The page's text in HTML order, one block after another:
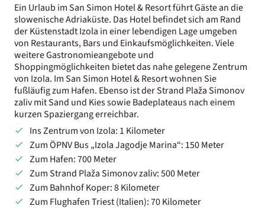
Ein Urlaub im San Simon Hotel & Resort führt Gäste an die
slowenische Adriaküste. Das Hotel befindet sich am Rand
der Küstenstadt Izola in einer lebendigen Lage umgeben
von Restaurants, Bars und Einkaufsmöglichkeiten. Viele
weitere Gastronomieangebote und
Shoppingmöglichkeiten bietet das nahe gelegene Zentrum
von Izola. Im San Simon Hotel & Resort wohnen Sie
fußläufig zum Hafen. Ebenso ist der Strand Plaža Simonov
zaliv mit Sand und Kies sowie Badeplateaus nach einem
kurzen Spaziergang erreichbar.
Ins Zentrum von Izola: 1 Kilometer
Zum ÖPNV Bus „Izola Jagodje Marina“: 150 Meter
Zum Hafen: 700 Meter
Zum Strand Plaža Simonov zaliv: 500 Meter
Zum Bahnhof Koper: 8 Kilometer
Zum Flughafen Triest (Italien): 70 Kilometer